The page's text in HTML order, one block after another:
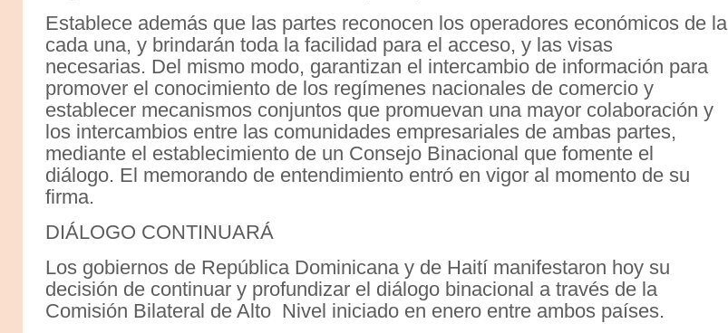
Establece además que las partes reconocen los operadores económicos de la
cada una, y brindarán toda la facilidad para el acceso, y las visas
necesarias. Del mismo modo, garantizan el intercambio de información para
promover el conocimiento de los regímenes nacionales de comercio y
establecer mecanismos conjuntos que promuevan una mayor colaboración y
los intercambios entre las comunidades empresariales de ambas partes,
mediante el establecimiento de un Consejo Binacional que fomente el
diálogo. El memorando de entendimiento entró en vigor al momento de su
firma.
DIÁLOGO CONTINUARÁ
Los gobiernos de República Dominicana y de Haití manifestaron hoy su
decisión de continuar y profundizar el diálogo binacional a través de la
Comisión Bilateral de Alto Nivel iniciado en enero entre ambos países.